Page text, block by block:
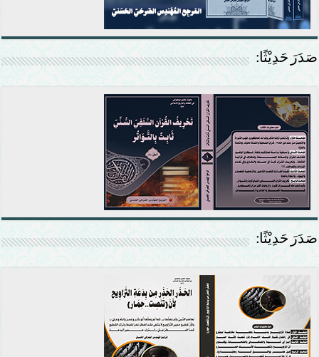
صَدَرَ حَدِيْثًا:
صَدَرَ حَدِيْثًا: